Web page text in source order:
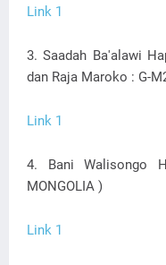
Link 1
3. Saadah Ba'alawi
dan Raja Maroko : G-
Link 1
4. Bani Walisongo
MONGOLIA )
Link 1